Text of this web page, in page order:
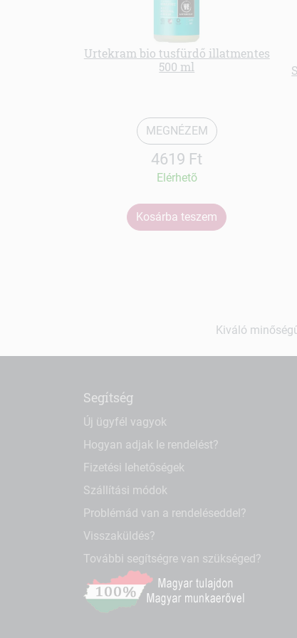
Urtekram bio tusfürdő illatmentes
500 ml
MEGNÉZEM
4619 Ft
Elérhetõ
Kosárba teszem
Kiváló
Segítség
Új ügyfél vagyok
Hogyan adjak le rendelést?
Fizetési lehetőségek
Szállítási módok
Problémád van a rendeléseddel?
Visszaküldés?
További segítségre van szükséged?